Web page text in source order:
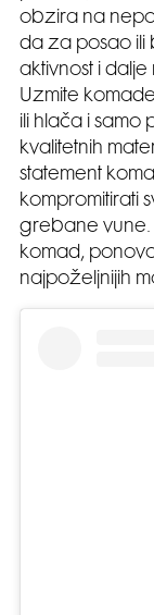
obzira na
da za posao ili
aktivnost i
Uzmite
ili hlača i samo
kvalitetnih
statement
kompromitirati
grebane vune.
komad,
najpoželjnijih